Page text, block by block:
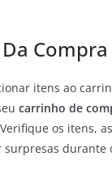
Compra
itens ao
carrinho de
os itens,
durante